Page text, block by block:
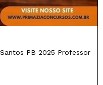
PB 2025 Professor